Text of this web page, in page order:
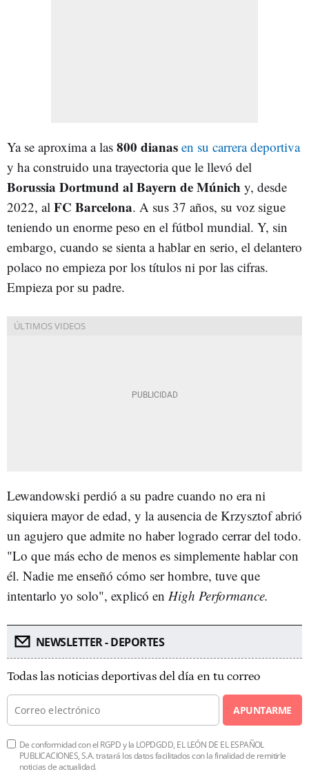
Ya se aproxima a las 800 dianas en su carrera deportiva
y ha construido una trayectoria que le llevó del
Borussia Dortmund al Bayern de Múnich y, desde
2022, al FC Barcelona. A sus 37 años, su voz sigue
teniendo un enorme peso en el fútbol mundial. Y, sin
embargo, cuando se sienta a hablar en serio, el delantero
polaco no empieza por los títulos ni por las cifras.
Empieza por su padre.
Lewandowski perdió a su padre cuando no era ni
siquiera mayor de edad, y la ausencia de Krzysztof abrió
un agujero que admite no haber logrado cerrar del todo.
"Lo que más echo de menos es simplemente hablar con
él. Nadie me enseñó cómo ser hombre, tuve que
intentarlo yo solo", explicó en High Performance.
NEWSLETTER - DEPORTES
Todas las noticias deportivas del día en tu correo
APUNTARME
De conformidad con el RGPD y la LOPDGDD, EL LEÓN DE EL ESPAÑOL
PUBLICACIONES, S.A. tratará los datos facilitados con la finalidad de remitirle
noticias de actualidad.